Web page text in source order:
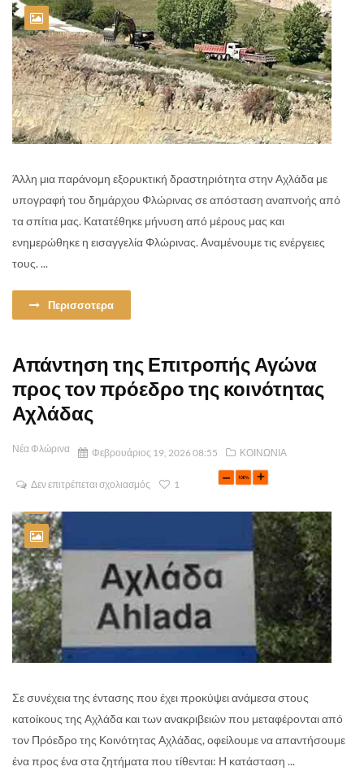
Άλλη μια παράνομη εξορυκτική δραστηριότητα στην Αχλάδα με
υπογραφή του δημάρχου Φλώρινας σε απόσταση αναπνοής από
τα σπίτια μας. Κατατέθηκε μήνυση από μέρους μας και
ενημερώθηκε η εισαγγελία Φλώρινας. Αναμένουμε τις ενέργειες
τους. ...
Περισσοτερα
Απάντηση της Επιτροπής Αγώνα
προς τον πρόεδρο της κοινότητας
Αχλάδας
Νέα Φλώρινα Φεβρουάριος 19, 2026 08:55 ΚΟΙΝΩΝΙΑ
Δεν επιτρέπεται σχολιασμός 1
Σε συνέχεια της έντασης που έχει προκύψει ανάμεσα στους
κατοίκους της Αχλάδα και των ανακριβειών που μεταφέρονται από
τον Πρόεδρο της Κοινότητας Αχλάδας, οφείλουμε να απαντήσουμε
ένα προς ένα στα ζητήματα που τίθενται: Η κατάσταση ...